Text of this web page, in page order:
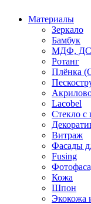
Материалы
Зеркало
Бамбук
МДФ,
Ротанг
Плёнка
Lacobel
Стекло с
Витраж
Фасады
Fusing
Кожа
Шпон
Экокожа